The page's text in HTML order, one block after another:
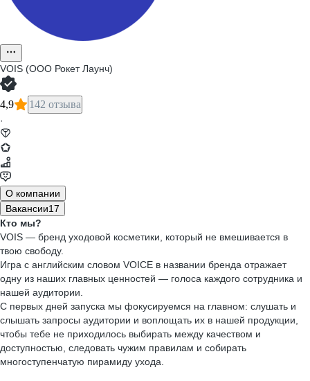
VOIS (ООО Рокет Лаунч)
4,9 142 отзыва
·
О компании
Вакансии17
Кто мы?
VOIS — бренд уходовой косметики, который не вмешивается в
твою свободу.
Игра с английским словом VOICE в названии бренда отражает
одну из наших главных ценностей — голоса каждого сотрудника и
нашей аудитории.
С первых дней запуска мы фокусируемся на главном: слушать и
слышать запросы аудитории и воплощать их в нашей продукции,
чтобы тебе не приходилось выбирать между качеством и
доступностью, следовать чужим правилам и собирать
многоступенчатую пирамиду ухода.